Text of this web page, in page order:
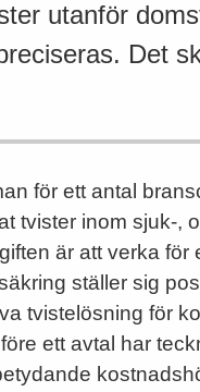
utanför
Det
för ett antal
tvister inom sjuk-,
är att verka
ställer sig
tvistelösning för
ett avtal har